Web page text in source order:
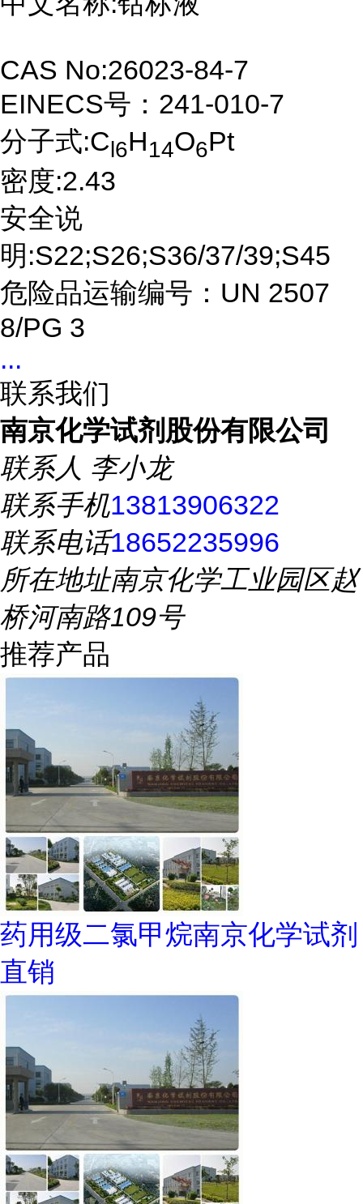
CAS No:26023-84-7
EINECS号：241-010-7
分子式:Cl6H14O6Pt
密度:2.43
安全说
明:S22;S26;S36/37/39;S45
危险品运输编号：UN 2507
8/PG 3
...
联系我们
南京化学试剂股份有限公司
联系人 李小龙
联系手机13813906322
联系电话18652235996
所在地址南京化学工业园区赵
桥河南路109号
推荐产品
药用级二氯甲烷南京化学试剂
直销